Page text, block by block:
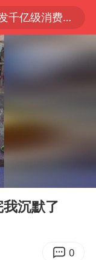
“电影+”如何激发千亿级消费新活力？
智和
我国货物贸易进出口超30万亿元
能滑雪”不实
滨冠军赛8强
茶”又爆单了
沉默了
0